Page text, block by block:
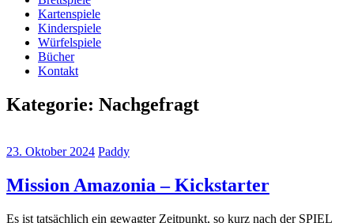
Kartenspiele
Kinderspiele
Würfelspiele
Bücher
Kontakt
Kategorie: Nachgefragt
23. Oktober 2024 Paddy
Mission Amazonia – Kickstarter
Es ist tatsächlich ein gewagter Zeitpunkt, so kurz nach der SPIEL